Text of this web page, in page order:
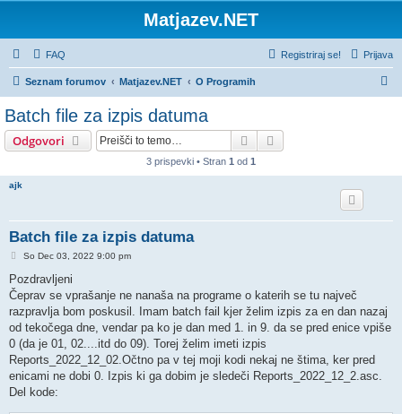
Matjazev.NET
FAQ Prijava
Registriraj se!
Seznam forumov Matjazev.NET O Programih
Batch file za izpis datuma
Odgovori Iskanje
3 prispevki • Stran 1 od 1
ajk
Batch file za izpis datuma
O
g
v
o
So Dec 03, 2022 9:00 pm
Pozdravljeni
Čeprav se vprašanje ne nanaša na programe o katerih se tu največ
razpravlja bom poskusil. Imam batch fail kjer želim izpis za en dan nazaj
od tekočega dne, vendar pa ko je dan med 1. in 9. da se pred enice vpiše
0 (da je 01, 02....itd do 09). Torej želim imeti izpis
Reports_2022_12_02.Očtno pa v tej moji kodi nekaj ne štima, ker pred
enicami ne dobi 0. Izpis ki ga dobim je sledeči Reports_2022_12_2.asc.
Del kode: